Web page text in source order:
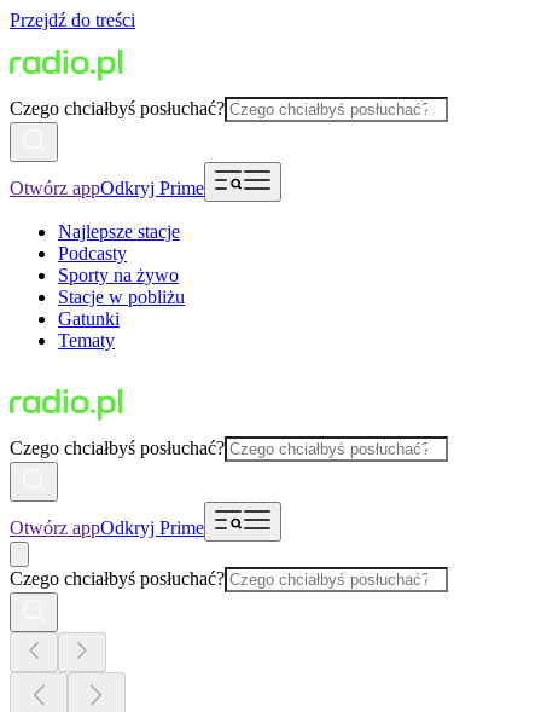
Przejdź do treści
Czego chciałbyś posłuchać?
Otwórz appOdkryj Prime
Najlepsze stacje
Podcasty
Sporty na żywo
Stacje w pobliżu
Gatunki
Tematy
Czego chciałbyś posłuchać?
Otwórz appOdkryj Prime
Czego chciałbyś posłuchać?